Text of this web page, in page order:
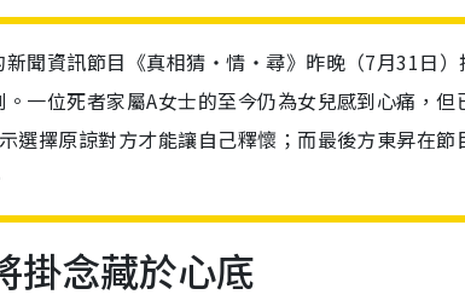
新聞資訊節目《真相猜‧情‧尋》昨晚（7月31日
一位死者家屬A女士的至今仍為女兒感到心痛，
選擇原諒對方才能讓自己釋懷；而最後方東昇在
掛念藏於心底